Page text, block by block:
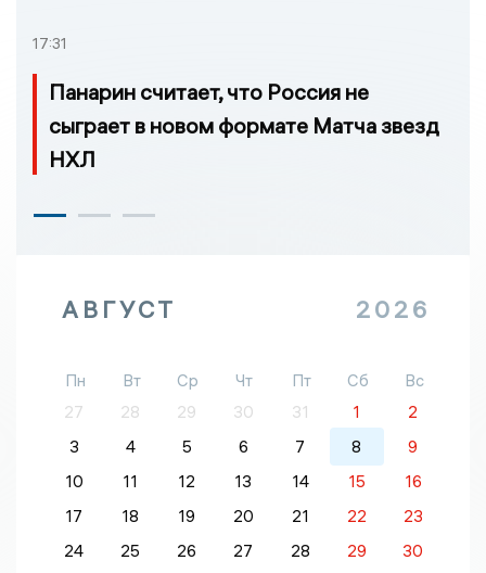
17:31
Панарин считает, что Россия не
сыграет в новом формате Матча звезд
НХЛ
АВГУСТ 2026
Пн Вт Ср Чт Пт Сб
Вс
27
28 29 30 31 1
2
3
4 5 6 7 8
9
10
11 12 13 14 15
16
17
18 19 20 21 22
23
24
25 26 27 28 29
30